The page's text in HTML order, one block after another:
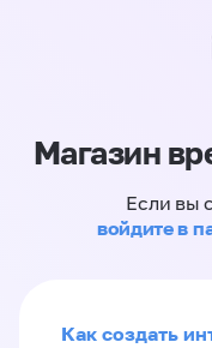
Магазин
Если вы
войдите в
Как создать